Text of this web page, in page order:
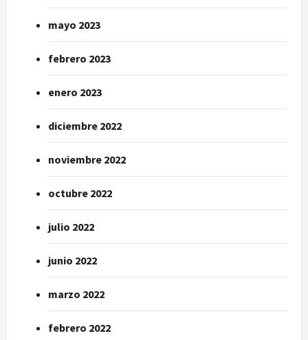
mayo 2023
febrero 2023
enero 2023
diciembre 2022
noviembre 2022
octubre 2022
julio 2022
junio 2022
marzo 2022
febrero 2022